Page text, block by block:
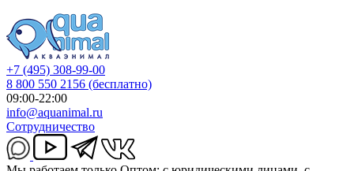
+7 (495) 308-99-00
8 800 550 2156 (бесплатно)
09:00-22:00
info@aquanimal.ru
Сотрудничество